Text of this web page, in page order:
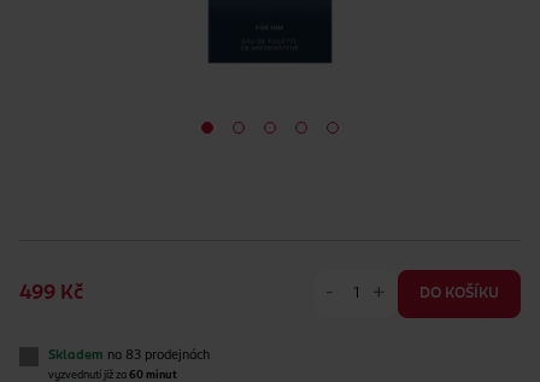
499 Kč - + DO KOŠÍKU
Skladem na 83 prodejnách
vyzvednutí již za 60 minut